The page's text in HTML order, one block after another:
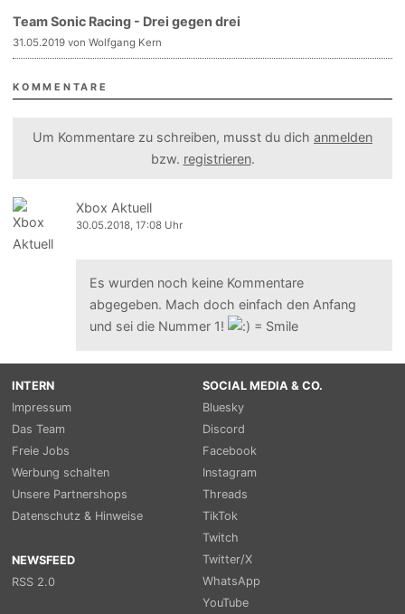
Team Sonic Racing - Drei gegen drei
31.05.2019 von Wolfgang Kern
KOMMENTARE
Um Kommentare zu schreiben, musst du dich anmelden
bzw. registrieren.
Xbox Aktuell
30.05.2018, 17:08 Uhr
Es wurden noch keine Kommentare
abgegeben. Mach doch einfach den Anfang
und sei die Nummer 1!
INTERN
Impressum
Das Team
Freie Jobs
Werbung schalten
Unsere Partnershops
Datenschutz & Hinweise
NEWSFEED
RSS 2.0
SOCIAL MEDIA & CO.
Bluesky
Discord
Facebook
Instagram
Threads
TikTok
Twitch
Twitter/X
WhatsApp
YouTube